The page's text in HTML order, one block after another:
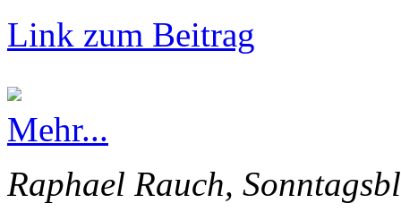
Link zum Beitrag
Mehr...
Raphael Rauch,